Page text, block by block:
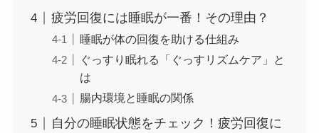
疲労回復には睡眠が一番！その理由？
睡眠が体の回復を助ける仕組み
ぐっすり眠れる「ぐっすリズムケア」と
は
腸内環境と睡眠の関係
自分の睡眠状態をチェック！疲労回復に